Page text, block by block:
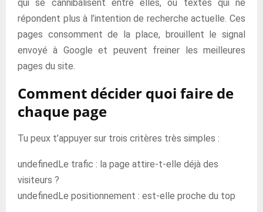
qui se cannibalisent entre elles, ou textes qui ne
répondent plus à l’intention de recherche actuelle. Ces
pages consomment de la place, brouillent le signal
envoyé à Google et peuvent freiner les meilleures
pages du site.
Comment décider quoi faire de
chaque page
Tu peux t’appuyer sur trois critères très simples :
undefinedLe trafic : la page attire-t-elle déjà des
visiteurs ?
undefinedLe positionnement : est-elle proche du top